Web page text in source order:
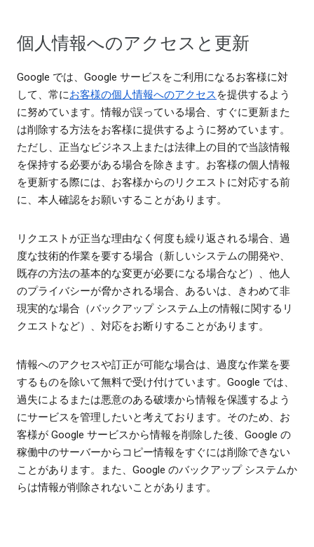
個人情報へのアクセスと更新
Google では、Google サービスをご利用になるお客様に対
して、常にお客様の個人情報へのアクセス を提供するよう
に努めています。情報が誤っている場合、すぐに更新また
は削除する方法をお客様に提供するように努めています。
ただし、正当なビジネス上または法律上の目的で当該情報
を保持する必要がある場合を除きます。お客様の個人情報
を更新する際には、お客様からのリクエストに対応する前
に、本人確認をお願いすることがあります。
リクエストが正当な理由なく何度も繰り返される場合、過
度な技術的作業を要する場合（新しいシステムの開発や、
既存の方法の基本的な変更が必要になる場合など）、他人
のプライバシーが脅かされる場合、あるいは、きわめて非
現実的な場合（バックアップ システム上の情報に関するリ
クエストなど）、対応をお断りすることがあります。
情報へのアクセスや訂正が可能な場合は、過度な作業を要
するものを除いて無料で受け付けています。Google では、
過失によるまたは悪意のある破壊から情報を保護するよう
にサービスを管理したいと考えております。そのため、お
客様が Google サービスから情報を削除した後、Google の
稼働中のサーバーからコピー情報をすぐには削除できない
ことがあります。また、Google のバックアップ システムか
らは情報が削除されないことがあります。